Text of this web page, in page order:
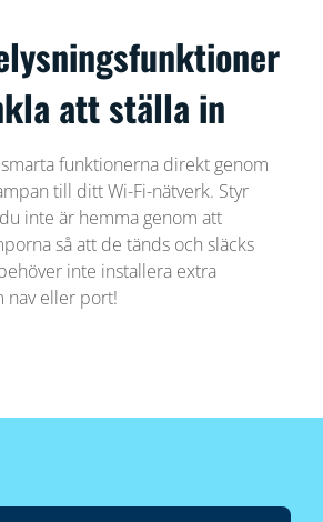
att ställa in
funktionerna direkt genom
till ditt Wi-Fi-nätverk. Styr
inte är hemma genom att
så att de tänds och släcks
inte installera extra
nav eller port!